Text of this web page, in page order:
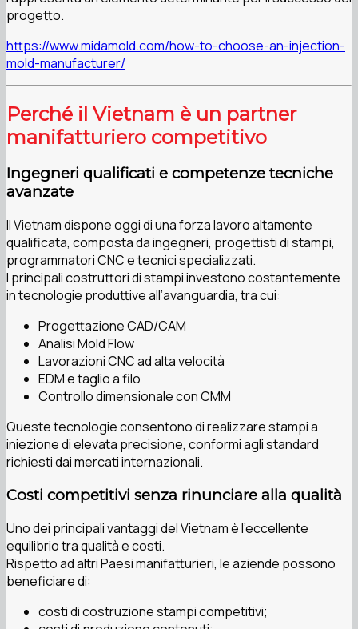
progetto.
https://www.midamold.com/how-to-choose-an-injection-
mold-manufacturer/
Perché il Vietnam è un partner
manifatturiero competitivo
Ingegneri qualificati e competenze tecniche
avanzate
Il Vietnam dispone oggi di una forza lavoro altamente
qualificata, composta da ingegneri, progettisti di stampi,
programmatori CNC e tecnici specializzati.
I principali costruttori di stampi investono costantemente
in tecnologie produttive all’avanguardia, tra cui:
Progettazione CAD/CAM
Analisi Mold Flow
Lavorazioni CNC ad alta velocità
EDM e taglio a filo
Controllo dimensionale con CMM
Queste tecnologie consentono di realizzare stampi a
iniezione di elevata precisione, conformi agli standard
richiesti dai mercati internazionali.
Costi competitivi senza rinunciare alla qualità
Uno dei principali vantaggi del Vietnam è l’eccellente
equilibrio tra qualità e costi.
Rispetto ad altri Paesi manifatturieri, le aziende possono
beneficiare di:
costi di costruzione stampi competitivi;